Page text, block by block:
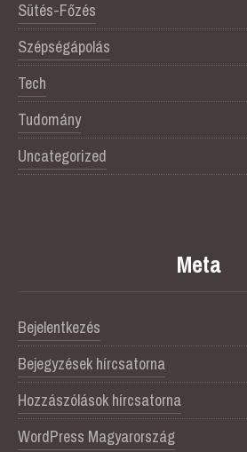
Sütés-Főzés
Szépségápolás
Tech
Tudomány
Uncategorized
Meta
Bejelentkezés
Bejegyzések hírcsatorna
Hozzászólások hírcsatorna
WordPress Magyarország